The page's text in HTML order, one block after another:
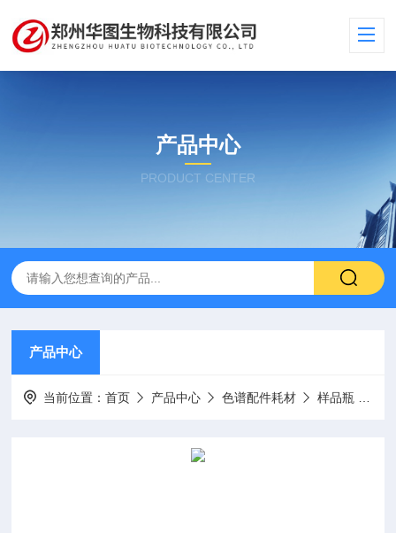
产品中心
PRODUCT CENTER
产品中心
当前位置：首页 产品中心 色谱配件耗材 样品瓶 进样瓶